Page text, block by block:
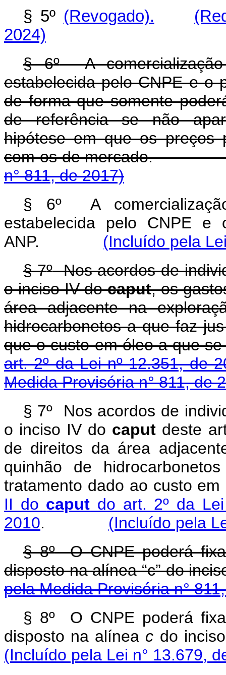
§ 5º (Revogado).
2024)
§ 6ºA comercialização
estabelecida pelo CNPE e o
de forma que somente
de referência se não
hipótese em que os preços
com os de
n° 811, de 2017)
§ 6º A
estabelecida pelo CNPE
ANP. (Incluído pela
§ 7ºNos acordos de
o inciso IV docaput, os
área adjacente na
hidrocarbonetos a que faz
que o custo em óleo a que
art. 2º da Lei nº 12.351, de
Medida Provisória n° 811, de
§ 7º Nos acordos de
o inciso IV do caput deste
de direitos da área
quinhão de
tratamento dado ao custo
II do caput do art. 2º da
2010. (Incluído pela
§ 8ºO CNPE poderá
disposto na alínea “c” do
pela Medida Provisória n°
§ 8º O CNPE poderá
disposto na alínea c do
(Incluído pela Lei n° 13.679,